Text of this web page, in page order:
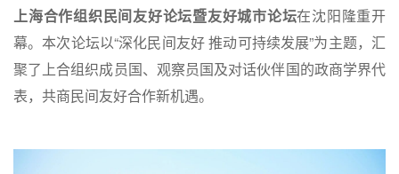
上海合作组织民间友好论坛暨友好城市论坛在沈阳隆重开
幕。本次论坛以“深化民间友好 推动可持续发展”为主题，汇
聚了上合组织成员国、观察员国及对话伙伴国的政商学界代
表，共商民间友好合作新机遇。